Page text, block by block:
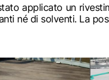
applicato un
né di solventi. La